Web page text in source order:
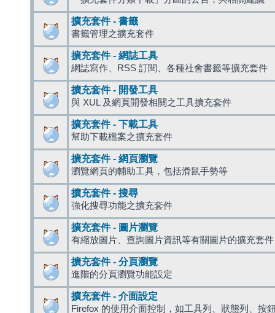
擴充套件 - 書籤
書籤管理之擴充套件
擴充套件 - 網誌工具
網誌寫作、RSS 訂閱、各種社會書籤等擴充套件
擴充套件 - 開發工具
與 XUL 及網頁開發相關之工具擴充套件
擴充套件 - 下載工具
幫助下載檔案之擴充套件
擴充套件 - 網頁瀏覽
瀏覽網頁的輔助工具，包括滑鼠手勢等
擴充套件 - 搜尋
強化搜尋功能之擴充套件
擴充套件 - 圖片瀏覽
有縮放圖片、查詢圖片資訊等有關圖片的擴充套件
擴充套件 - 分頁瀏覽
進階的分頁瀏覽功能設定
擴充套件 - 介面設定
Firefox 的使用介面控制，如工具列、狀態列、按